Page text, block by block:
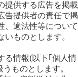
提供する広告を掲載
告提供者の責任で掲
、適法性等について
ものとします。
る情報(以下｢個人情
ものとします。